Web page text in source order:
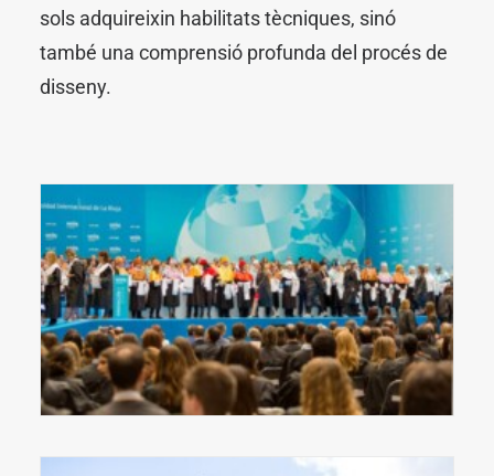
sols adquireixin habilitats tècniques, sinó
també una comprensió profunda del procés de
disseny.